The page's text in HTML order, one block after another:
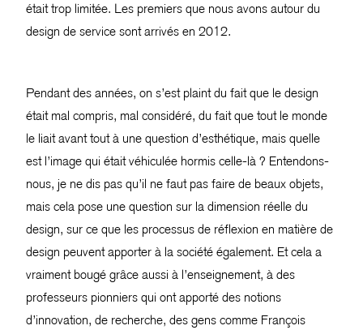
était trop limitée. Les premiers que nous avons autour du
design de service sont arrivés en 2012.
Pendant des années, on s’est plaint du fait que le design
était mal compris, mal considéré, du fait que tout le monde
le liait avant tout à une question d’esthétique, mais quelle
est l’image qui était véhiculée hormis celle-là ? Entendons-
nous, je ne dis pas qu’il ne faut pas faire de beaux objets,
mais cela pose une question sur la dimension réelle du
design, sur ce que les processus de réflexion en matière de
design peuvent apporter à la société également. Et cela a
vraiment bougé grâce aussi à l’enseignement, à des
professeurs pionniers qui ont apporté des notions
d’innovation, de recherche, des gens comme François